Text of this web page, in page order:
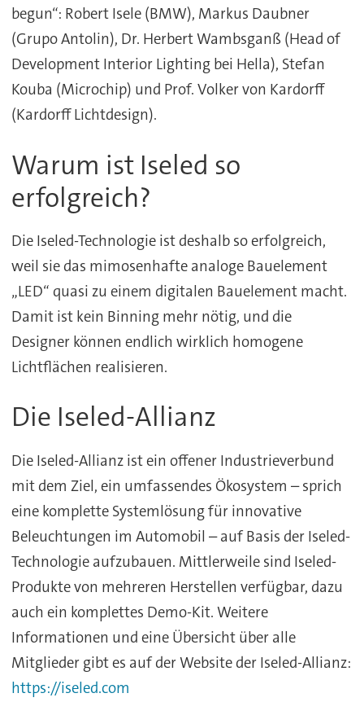
begun“: Robert Isele (BMW), Markus Daubner
(Grupo Antolin), Dr. Herbert Wambsganß (Head of
Development Interior Lighting bei Hella), Stefan
Kouba (Microchip) und Prof. Volker von Kardorff
(Kardorff Lichtdesign).
Warum ist Iseled so
erfolgreich?
Die Iseled-Technologie ist deshalb so erfolgreich,
weil sie das mimosenhafte analoge Bauelement
„LED“ quasi zu einem digitalen Bauelement macht.
Damit ist kein Binning mehr nötig, und die
Designer können endlich wirklich homogene
Lichtflächen realisieren.
Die Iseled-Allianz
Die Iseled-Allianz ist ein offener Industrieverbund
mit dem Ziel, ein umfassendes Ökosystem – sprich
eine komplette Systemlösung für innovative
Beleuchtungen im Automobil – auf Basis der Iseled-
Technologie aufzubauen. Mittlerweile sind Iseled-
Produkte von mehreren Herstellen verfügbar, dazu
auch ein komplettes Demo-Kit. Weitere
Informationen und eine Übersicht über alle
Mitglieder gibt es auf der Website der Iseled-Allianz:
https://iseled.com